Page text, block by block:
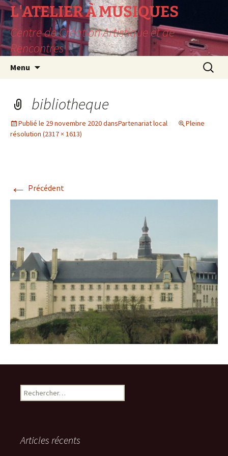
L'ATELIER À MUSIQUES
Centre de Création Artistique et de
Rencontres
Menu
bibliotheque
Publié le 29 novembre 2020dansPartenariat local
Pleine
résolution (2317 × 1613)
← Précédent
Rechercher :
Articles récents